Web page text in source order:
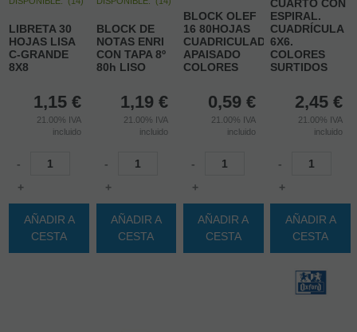
LIBRETA 30
HOJAS LISA
C-GRANDE
8X8
1,15 €
21.00% IVA
incluido
-
+
AÑADIR A
CESTA
BLOCK DE
NOTAS ENRI
CON TAPA 8º
80h LISO
1,19 €
21.00% IVA
incluido
-
+
AÑADIR A
CESTA
BLOCK OLEF
16 80HOJAS
CUADRICULADO
APAISADO
COLORES
0,59 €
21.00% IVA
incluido
-
+
AÑADIR A
CESTA
CUARTO CON
ESPIRAL.
CUADRÍCULA
6X6.
COLORES
SURTIDOS
2,45 €
21.00% IVA
incluido
-
+
AÑADIR A
CESTA